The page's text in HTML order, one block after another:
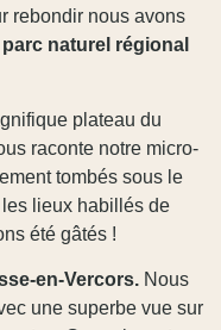
rebondir nous avons
parc naturel régional
plateau du
raconte notre micro-
tombés sous le
lieux habillés de
été gâtés !
en-Vercors. Nous
une superbe vue sur